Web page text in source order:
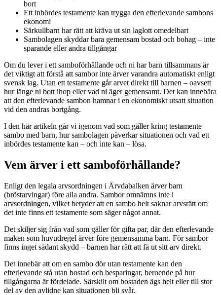
bort
Ett inbördes testamente kan trygga den efterlevande sambons
ekonomi
Särkullbarn har rätt att kräva ut sin laglott omedelbart
Sambolagen skyddar bara gemensam bostad och bohag – inte
sparande eller andra tillgångar
Om du lever i ett samboförhållande och ni har barn tillsammans är
det viktigt att förstå att sambor inte ärver varandra automatiskt enligt
svensk lag. Utan ett testamente går arvet direkt till barnen – oavsett
hur länge ni bott ihop eller vad ni äger gemensamt. Det kan innebära
att den efterlevande sambon hamnar i en ekonomiskt utsatt situation
vid den andras bortgång.
I den här artikeln går vi igenom vad som gäller kring testamente
sambo med barn, hur sambolagen påverkar situationen och vad ett
inbördes testamente kan – och inte kan – lösa.
Vem ärver i ett samboförhållande?
Enligt den legala arvsordningen i Ärvdabalken ärver barn
(bröstarvingar) före alla andra. Sambor omnämns inte i
arvsordningen, vilket betyder att en sambo helt saknar arvsrätt om
det inte finns ett testamente som säger något annat.
Det skiljer sig från vad som gäller för gifta par, där den efterlevande
maken som huvudregel ärver före gemensamma barn. För sambor
finns inget sådant skydd – barnen har rätt att få ut sitt arv direkt.
Det innebär att om en sambo dör utan testamente kan den
efterlevande stå utan bostad och besparingar, beroende på hur
tillgångarna är fördelade. Särskilt om bostaden ägs helt eller till stor
del av den avlidne kan situationen bli svår.